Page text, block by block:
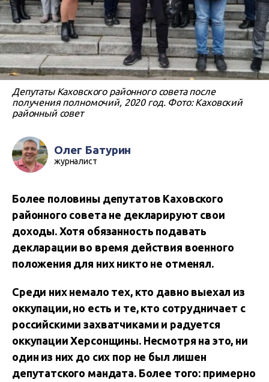
Депутаты Каховского районного совета после
получения полномочий, 2020 год. Фото: Каховский
районный совет
Олег Батурин
журналист
Более половины депутатов Каховского
районного совета не декларируют свои
доходы. Хотя обязанность подавать
декларации во время действия военного
положения для них никто не отменял.
Среди них немало тех, кто давно выехал из
оккупации, но есть и те, кто сотрудничает с
российскими захватчиками и радуется
оккупации Херсонщины. Несмотря на это, ни
один из них до сих пор не был лишен
депутатского мандата. Более того: примерно